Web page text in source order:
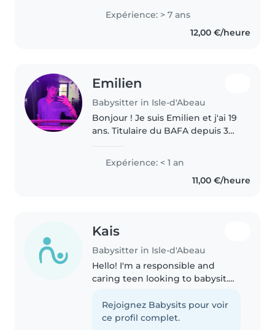
enfants d'âge préscolaire et
scolaire. Je suis calme, patiente
et responsable. J'adore faire la
Expérience: > 7 ans
12,00 €/heure
Emilien
Babysitter in Isle-d'Abeau
Bonjour ! Je suis Emilien et j'ai 19
ans. Titulaire du BAFA depuis 3
vacances en centre de loisirs
depuis 2 ans et demi et je suis
animateur de camping..
Expérience: < 1 an
11,00 €/heure
Kais
Babysitter in Isle-d'Abeau
Hello! I'm a responsible and
caring teen looking to babysit.
and have experience with
babies and toddlers. I enjoy
Rejoignez Babysits pour voir
ce profil complet.